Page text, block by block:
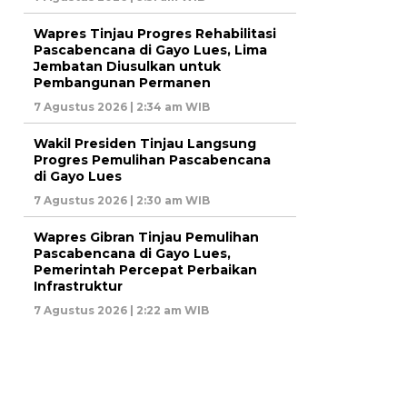
Wapres Tinjau Progres Rehabilitasi
Pascabencana di Gayo Lues, Lima
Jembatan Diusulkan untuk
Pembangunan Permanen
7 Agustus 2026 | 2:34 am WIB
Wakil Presiden Tinjau Langsung
Progres Pemulihan Pascabencana
di Gayo Lues
7 Agustus 2026 | 2:30 am WIB
Wapres Gibran Tinjau Pemulihan
Pascabencana di Gayo Lues,
Pemerintah Percepat Perbaikan
Infrastruktur
7 Agustus 2026 | 2:22 am WIB